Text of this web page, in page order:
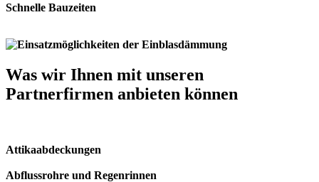
Schnelle Bauzeiten
Was wir Ihnen mit unseren
Partnerfirmen anbieten können
Attikaabdeckungen
Abflussrohre und Regenrinnen